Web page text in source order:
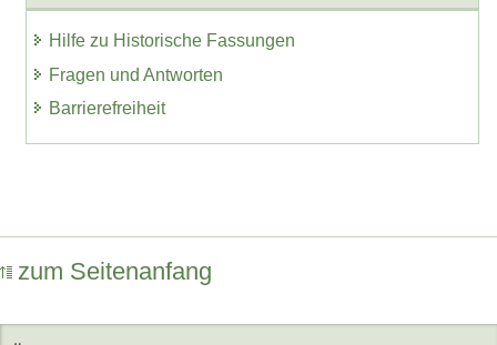
Hilfe zu Historische Fassungen
Fragen und Antworten
Barrierefreiheit
zum Seitenanfang